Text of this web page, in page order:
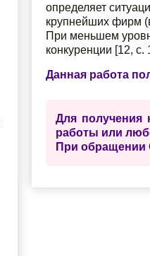
определяет
крупнейших фирм
При меньшем
конкуренции [12, с.
Данная работа
Для получения
работы или
При обращении